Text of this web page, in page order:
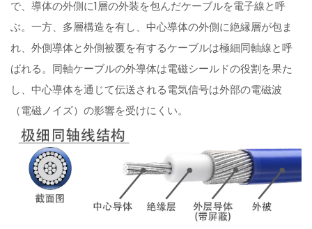
で、導体の外側に1層の外装を包んだケーブルを電子線と呼
ぶ。一方、多層構造を有し、中心導体の外側に絶縁層が包ま
れ、外側導体と外側被覆を有するケーブルは極細同軸線と呼
ばれる。同軸ケーブルの外導体は電磁シールドの役割を果た
し、中心導体を通じて伝送される電気信号は外部の電磁波
（電磁ノイズ）の影響を受けにくい。